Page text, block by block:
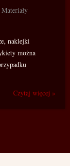
naklejki
można
Czytaj więcej »